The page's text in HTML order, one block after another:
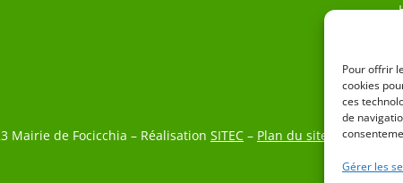
Pour offrir
cookies
ces
de
Gérer les
Mairie de Focicchia – Réalisation SITEC – Plan du site Mention